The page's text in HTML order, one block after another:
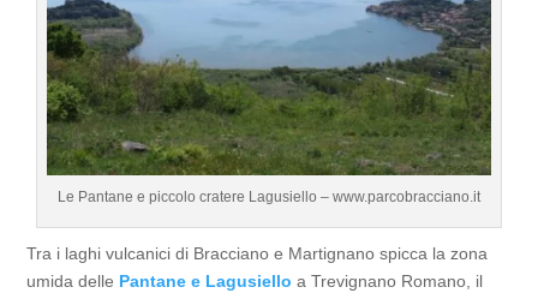
Le Pantane e piccolo cratere Lagusiello – www.parcobracciano.it
Tra i laghi vulcanici di Bracciano e Martignano spicca la zona
umida delle Pantane e Lagusiello a Trevignano Romano, il